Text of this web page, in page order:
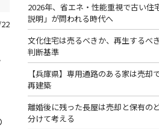
2026年、省エネ・性能重視で古い
説明」が問われる時代へ
文化住宅は売るべきか、再生するべ
判断基準
【兵庫県】専用通路のある家は売
再建築
離婚後に残った長屋は売却と保有の
分けて考える